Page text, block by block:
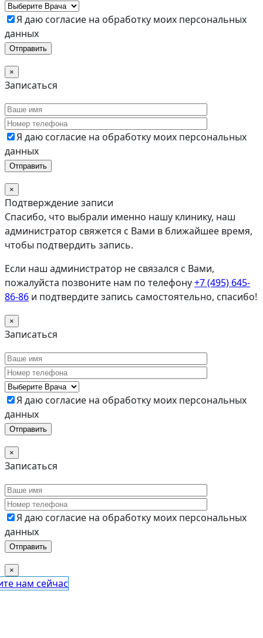
Я даю согласие на обработку моих персональных
данных
×
Записаться
Я даю согласие на обработку моих персональных
данных
×
Подтверждение записи
Спасибо, что выбрали именно нашу клинику, наш
администратор свяжется с Вами в ближайшее время,
чтобы подтвердить запись.
Если наш администратор не связался с Вами,
пожалуйста позвоните нам по телефону+7 (495) 645-
86-86 и подтвердите запись самостоятельно, спасибо!
×
Записаться
Я даю согласие на обработку моих персональных
данных
×
Записаться
Я даю согласие на обработку моих персональных
данных
×
нам сейчас